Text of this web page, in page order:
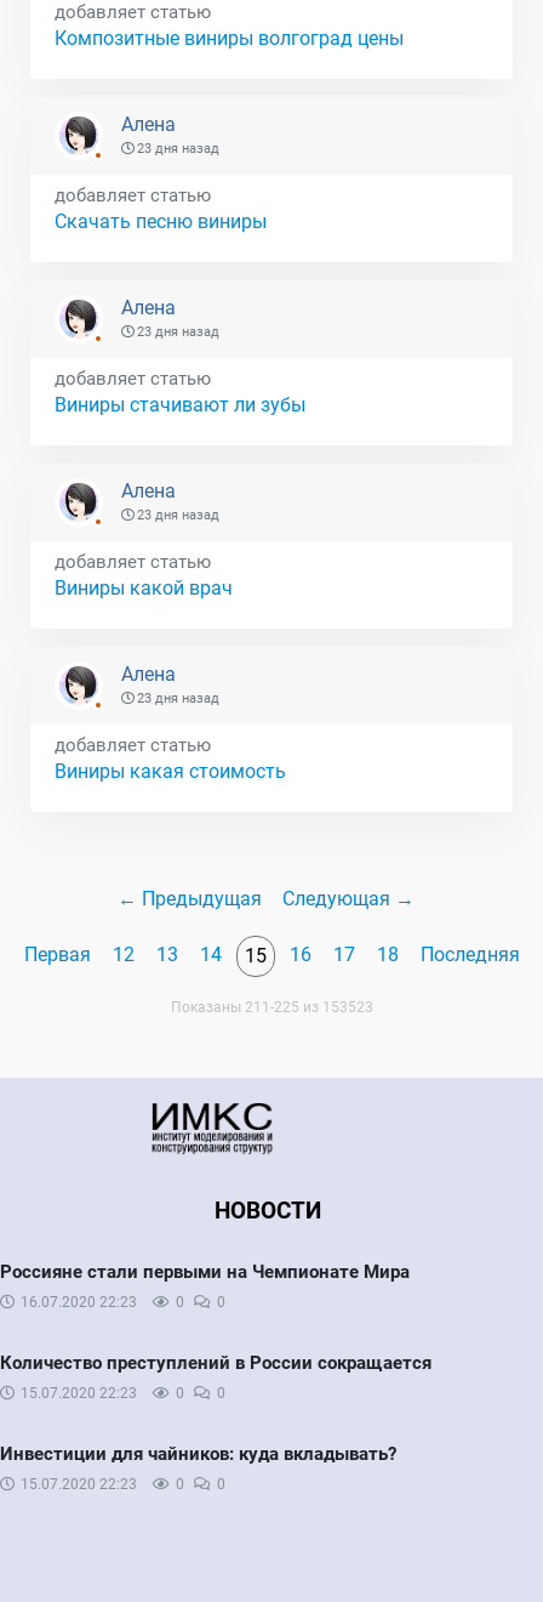
добавляет статью
Композитные виниры волгоград цены
Алена
23 дня назад
добавляет статью
Скачать песню виниры
Алена
23 дня назад
добавляет статью
Виниры стачивают ли зубы
Алена
23 дня назад
добавляет статью
Виниры какой врач
Алена
23 дня назад
добавляет статью
Виниры какая стоимость
← Предыдущая Следующая →
Первая 12 13 14 15 16 17 18 Последняя
Показаны 211-225 из 153523
НОВОСТИ
Россияне стали первыми на Чемпионате Мира
16.07.2020 22:23 0 0
Количество преступлений в России сокращается
15.07.2020 22:23 0 0
Инвестиции для чайников: куда вкладывать?
15.07.2020 22:23 0 0